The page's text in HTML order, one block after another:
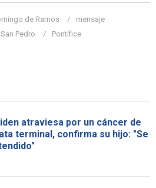
de Ramos
mensaje
Pedro
Pontífice
atraviesa por un cáncer de
terminal, confirma su hijo: "Se